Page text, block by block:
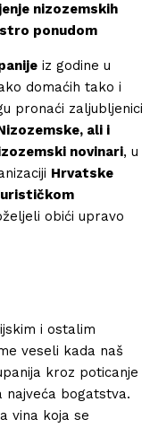
nizozemskih
ponudom
iz godine u
domaćih tako i
pronaći zaljubljenici
ali i
novinari, u
Hrvatske
obići upravo
i ostalim
veseli kada naš
kroz poticanje
najveća bogatstva.
vina koja se